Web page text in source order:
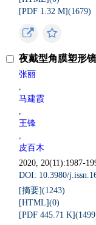
[PDF 1.32 M](1679)
夜戴型角膜塑形
张丽
,
马建霞
,
王锋
,
皮百木
2020, 20(11):1987-
DOI: 10.3980/
[摘要](1243)
[HTML](0)
[PDF 445.71 K](1499